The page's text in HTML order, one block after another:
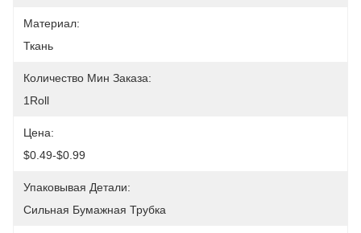
Материал:
Ткань
Количество Мин Заказа:
1Roll
Цена:
$0.49-$0.99
Упаковывая Детали:
Сильная Бумажная Трубка